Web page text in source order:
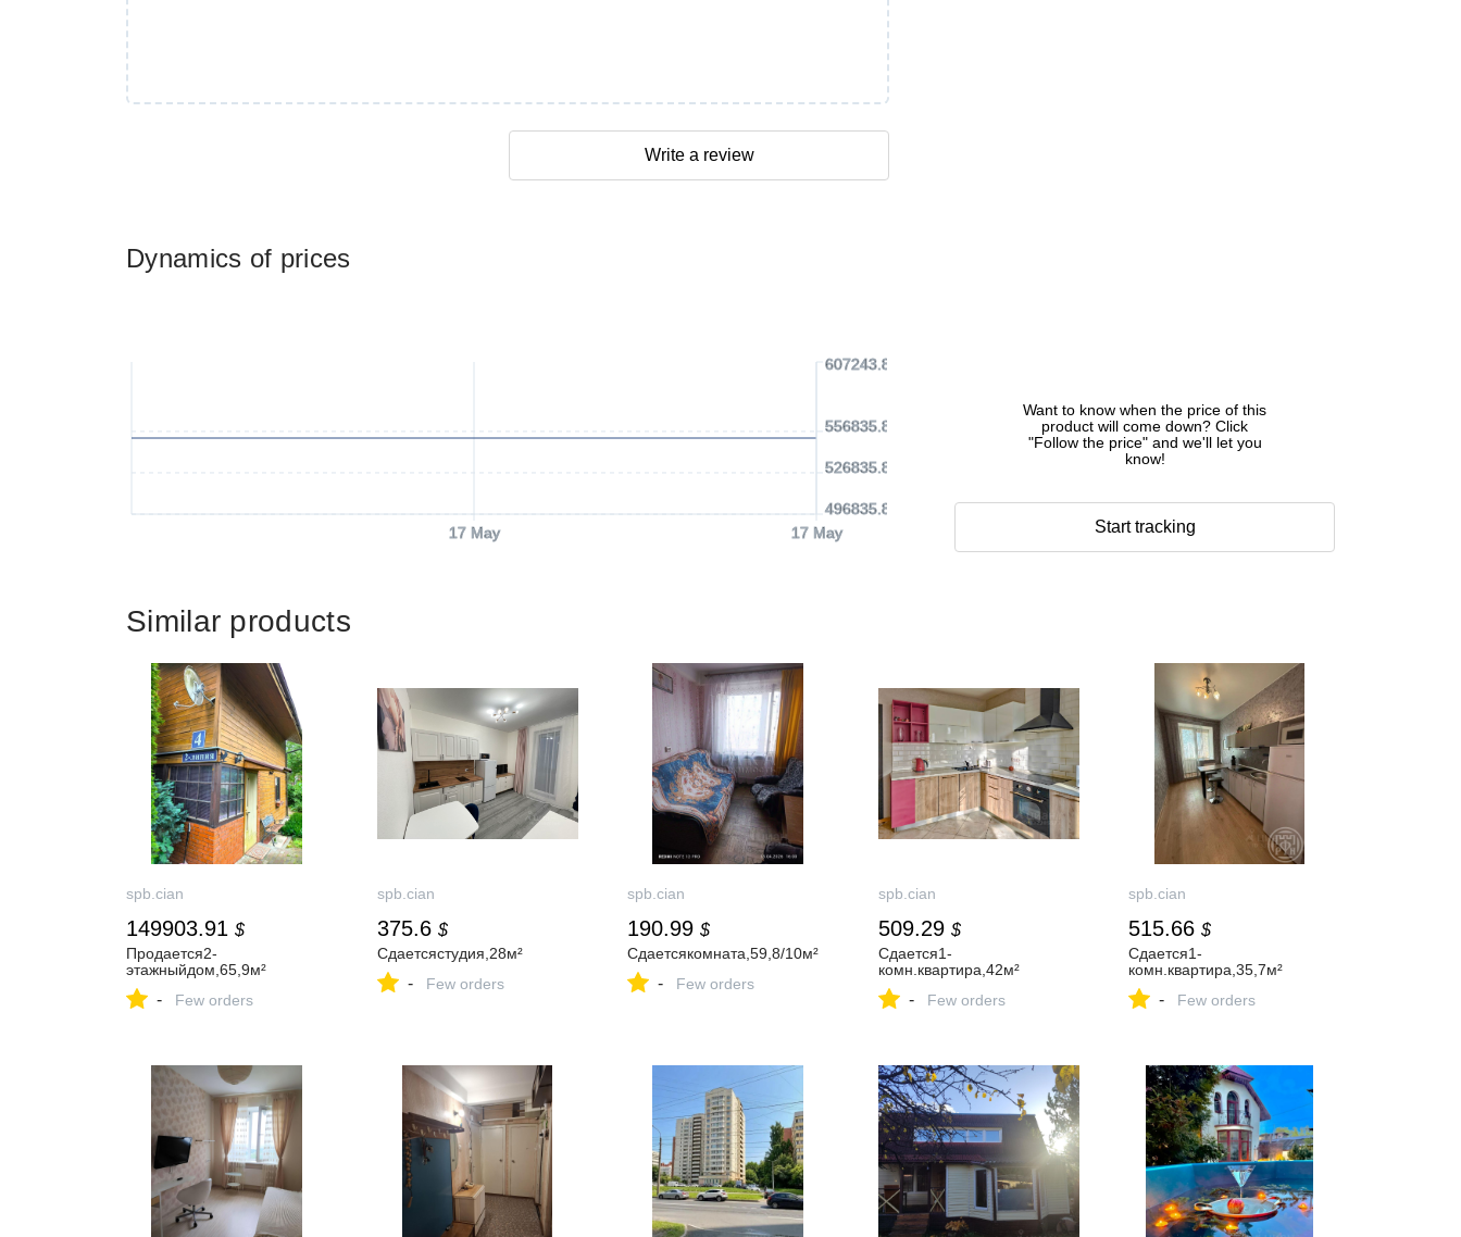
Dynamics of prices
17 May 17 May
496835.86 USD
526835.86 USD
556835.86 USD
607243.83 USD
Want to know when the price of this
product will come down? Click
"Follow the price" and we'll let you
know!
Start tracking
Write a review
Similar products
spb.cian
149903.91 $
Продается2-
этажныйдом,65,9м²
- Few orders
spb.cian
375.6 $
Сдаетсястудия,28м²
- Few orders
spb.cian
190.99 $
Сдаетсякомната,59,8/10м²
- Few orders
spb.cian
509.29 $
Сдается1-
комн.квартира,42м²
- Few orders
spb.cian
515.66 $
Сдается1-
комн.квартира,35,7м²
- Few orders